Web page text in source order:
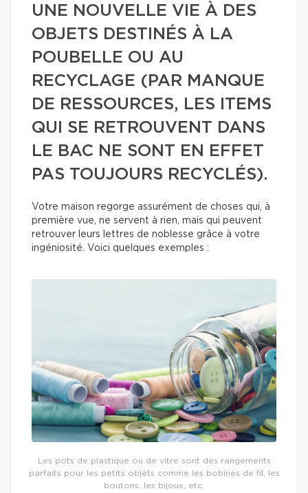
UNE NOUVELLE VIE À DES
OBJETS DESTINÉS À LA
POUBELLE OU AU
RECYCLAGE (PAR MANQUE
DE RESSOURCES, LES ITEMS
QUI SE RETROUVENT DANS
LE BAC NE SONT EN EFFET
PAS TOUJOURS RECYCLÉS).
Votre maison regorge assurément de choses qui, à
première vue, ne servent à rien, mais qui peuvent
retrouver leurs lettres de noblesse grâce à votre
ingéniosité. Voici quelques exemples :
Les pots de plastique ou de vitre sont des rangements
parfaits pour les petits objets comme les bobines de fil, les
boutons, les bijoux, etc.